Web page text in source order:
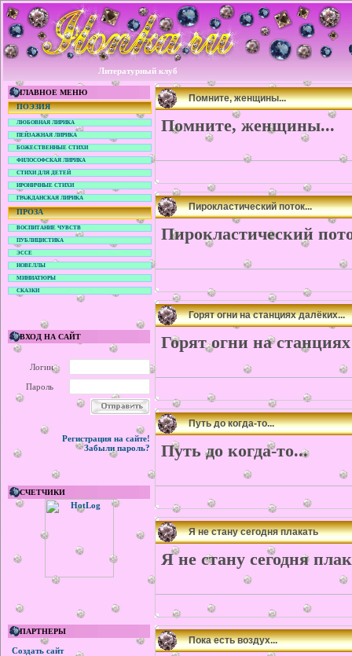
Литературный клуб
ГЛАВНОЕ МЕНЮ
ПОЭЗИЯ
ЛЮБОВНАЯ ЛИРИКА
ПЕЙЗАЖНАЯ ЛИРИКА
БОЖЕСТВЕННЫЕ СТИХИ
ФИЛОСОФСКАЯ ЛИРИКА
СТИХИ ДЛЯ ДЕТЕЙ
ИРОНИЧНЫЕ СТИХИ
ГРАЖДАНСКАЯ ЛИРИКА
ПРОЗА
ВОСПИТАНИЕ ЧУВСТВ
ПУБЛИЦИСТИКА
ЭССЕ
НОВЕЛЛЫ
МИНИАТЮРЫ
СКАЗКИ
ВХОД НА САЙТ
Логин
Пароль
Регистрация на сайте!
Забыли пароль?
СЧЕТЧИКИ
ПАРТНЕРЫ
Создать сайт
Помните, женщины...
Помните, женщины...
Пирокластический поток...
Пирокластический
Горят огни на станциях далёких...
Горят огни на
Путь до когда-то...
Путь до когда-то...
Я не стану сегодня плакать
Я не стану сегодня
Пока есть воздух...